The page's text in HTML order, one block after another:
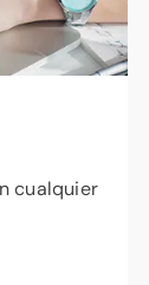
cualquier